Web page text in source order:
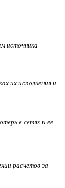
источника
их исполнения и
в сетях и ее
расчетов за